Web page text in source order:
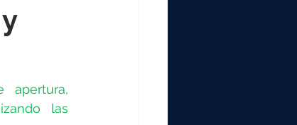
apertura,
las